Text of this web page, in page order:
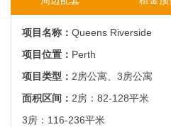
项目名称： Queens Riverside
项目位置： Perth
项目类型： 2房公寓、3房公寓
面积区间： 2房：82-128平米
3房：116-236平米